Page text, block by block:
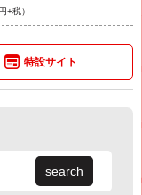
+税）
特設サイト
search